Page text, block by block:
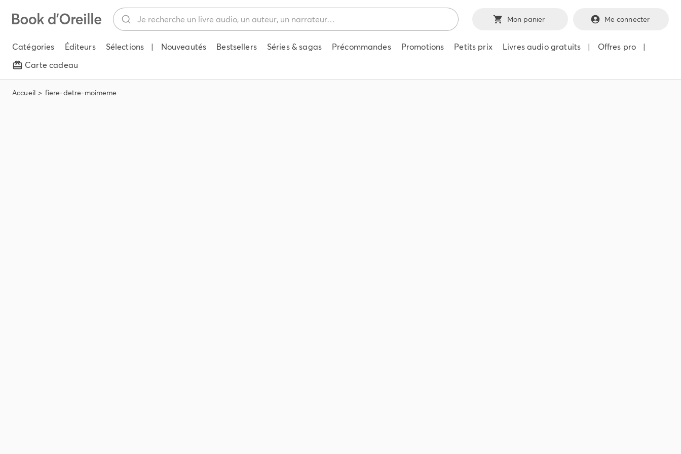
Mon panier Me connecter
Catégories Éditeurs Sélections | Nouveautés Bestsellers Séries & sagas Précommandes Promotions Petits prix Livres audio gratuits | Offres pro
|
Carte cadeau
Accueil fiere-detre-moimeme